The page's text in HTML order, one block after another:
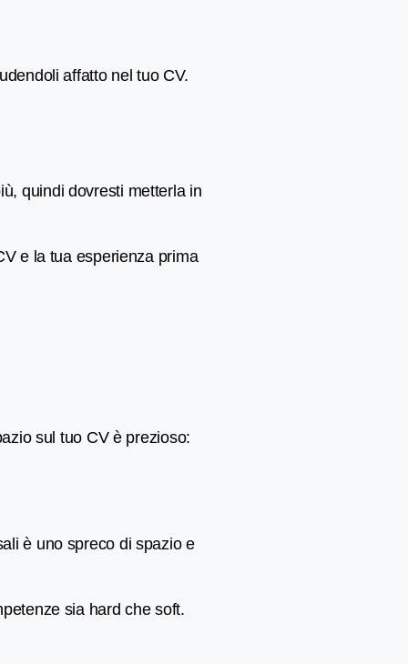
affatto nel tuo CV.
quindi dovresti metterla in
e la tua esperienza prima
sul tuo CV è prezioso:
è uno spreco di spazio e
sia hard che soft.